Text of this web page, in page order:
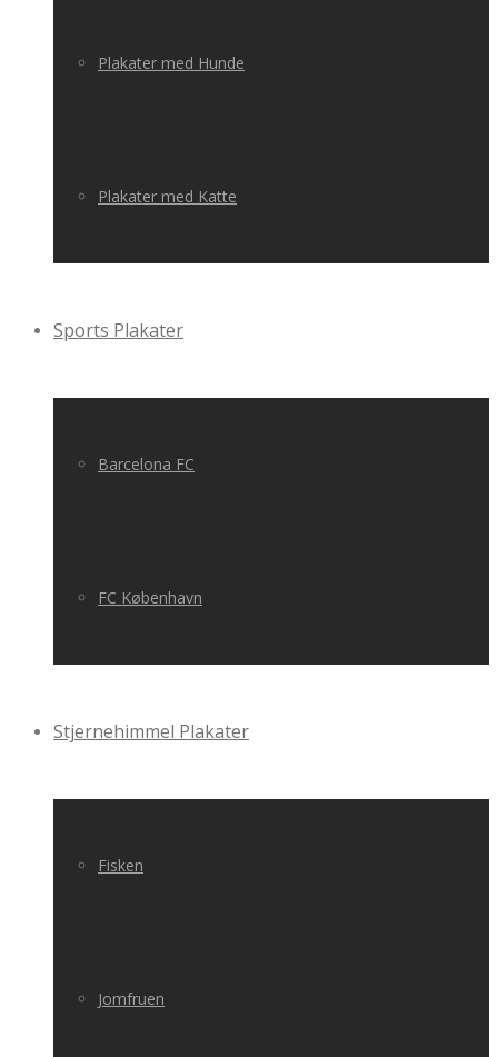
Plakater med Hunde
Plakater med Katte
Sports Plakater
Barcelona FC
FC København
Stjernehimmel Plakater
Fisken
Jomfruen